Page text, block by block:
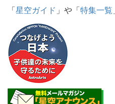
「星空ガイド 」や「特集一覧